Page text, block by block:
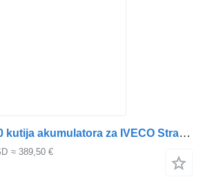
IVECO 5801258710 kutija akumulatora za IVECO Stralis tegljača
≈ 389,50 €